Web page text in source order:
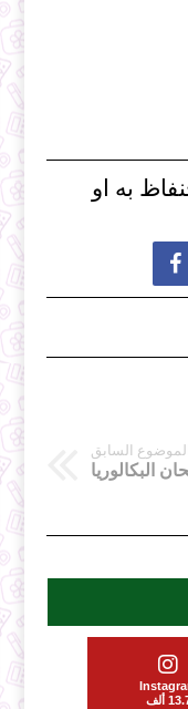
به او

الموضوع السابق
البكالوريا
ألف